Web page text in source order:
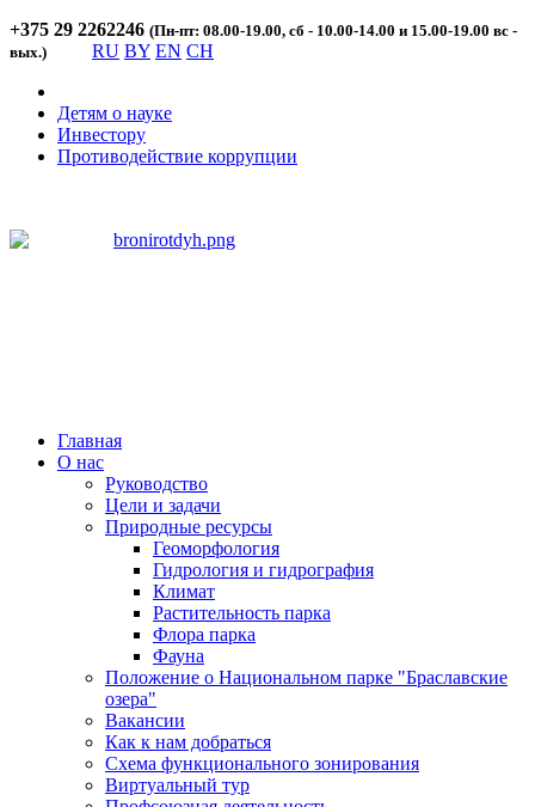
+375 29 2262246 (Пн-пт: 08.00-19.00, сб - 10.00-14.00 и 15.00-19.00 вс -
вых.)
RU BY EN CH
Детям о науке
Инвестору
Противодействие коррупции
Главная
О нас
Руководство
Цели и задачи
Природные ресурсы
Геоморфология
Гидрология и гидрография
Климат
Растительность парка
Флора парка
Фауна
Положение о Национальном парке "Браславские
озера"
Вакансии
Как к нам добраться
Схема функционального зонирования
Виртуальный тур